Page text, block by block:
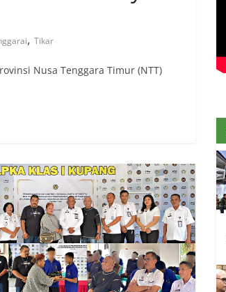
, Tikar
Nusa Tenggara Timur (NTT)